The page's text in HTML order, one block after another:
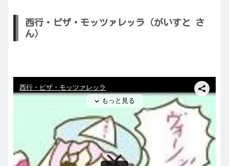
西行・ピザ・モッツァレッラ（がいすと さ
ん）